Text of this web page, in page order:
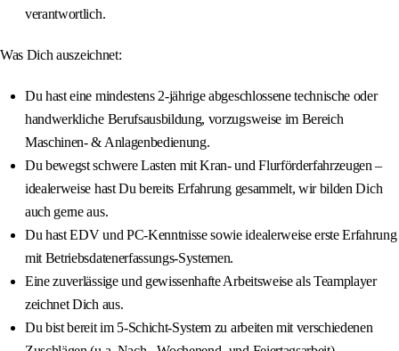
verantwortlich.
Was Dich auszeichnet:
Du hast eine mindestens 2-jährige abgeschlossene technische oder
handwerkliche Berufsausbildung, vorzugsweise im Bereich
Maschinen- & Anlagenbedienung.
Du bewegst schwere Lasten mit Kran- und Flurförderfahrzeugen –
idealerweise hast Du bereits Erfahrung gesammelt, wir bilden Dich
auch gerne aus.
Du hast EDV und PC-Kenntnisse sowie idealerweise erste Erfahrung
mit Betriebsdatenerfassungs-Systemen.
Eine zuverlässige und gewissenhafte Arbeitsweise als Teamplayer
zeichnet Dich aus.
Du bist bereit im 5-Schicht-System zu arbeiten mit verschiedenen